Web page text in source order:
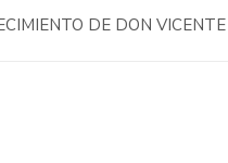
DE DON